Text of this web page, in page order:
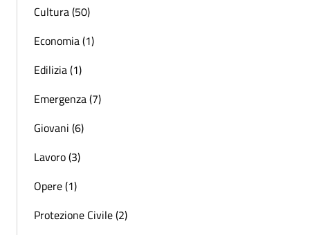
Cultura (50)
Economia (1)
Edilizia (1)
Emergenza (7)
Giovani (6)
Lavoro (3)
Opere (1)
Protezione Civile (2)